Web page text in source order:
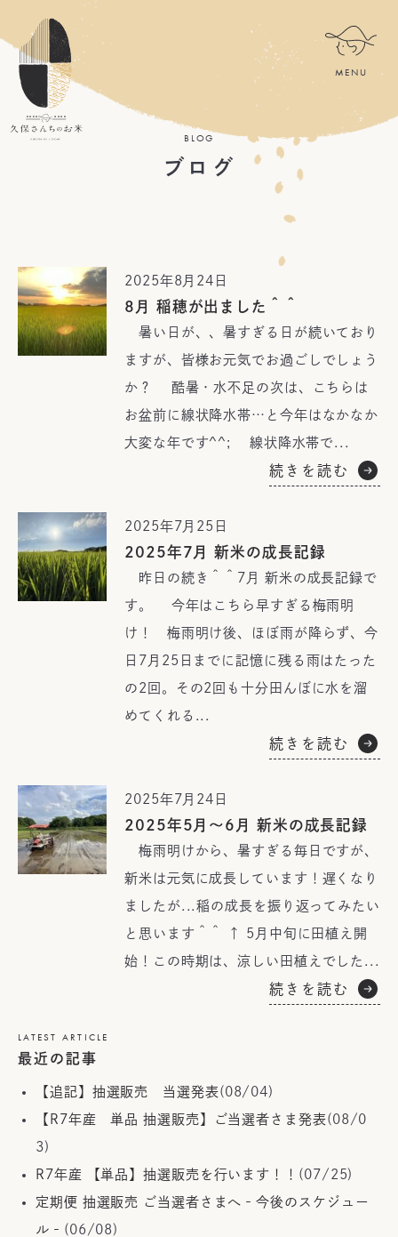
BLOG
ブログ
LATEST ARTICLE
最近の記事
【追記】抽選販売 当選発表(08/04)
【R7年産 単品 抽選販売】ご当選者さま発表(08/0
3)
R7年産 【単品】抽選販売を行います！！ (07/25)
定期便 抽選販売 ご当選者さまへ‐今後のスケジュー
ル‐ (06/08)
2025年8月24日
8月 稲穂が出ました＾＾
暑い日が、、暑すぎる日が続いており
ますが、皆様お元気でお過ごしでしょう
か？ 酷暑・水不足の次は、こちらは
お盆前に線状降水帯…と今年はなかなか
大変な年です^^; 線状降水帯で...
続きを読む
2025年7月25日
2025年7月 新米の成長記録
昨日の続き＾＾7月 新米の成長記録で
す。 今年はこちら早すぎる梅雨明
け！ 梅雨明け後、ほぼ雨が降らず、今
日7月25日までに記憶に残る雨はたった
の2回。その2回も十分田んぼに水を溜
めてくれる...
続きを読む
2025年7月24日
2025年5月～6月 新米の成長記録
梅雨明けから、暑すぎる毎日ですが、
新米は元気に成長しています！遅くなり
ましたが...稲の成長を振り返ってみたい
と思います＾＾ ↑ 5月中旬に田植え開
始！この時期は、涼しい田植えでした...
続きを読む